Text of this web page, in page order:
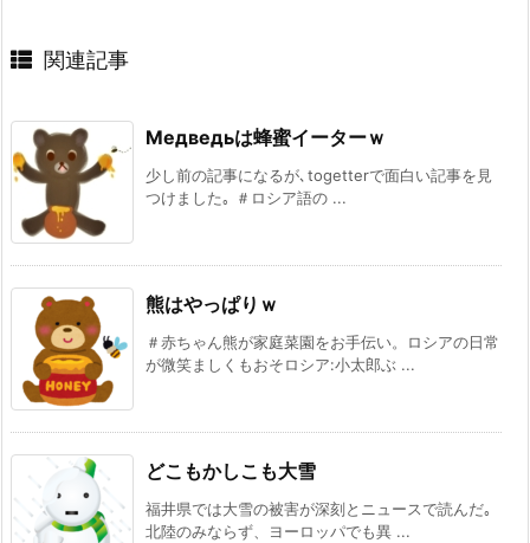
関連記事
Медведьは蜂蜜イーターｗ
少し前の記事になるが､togetterで面白い記事を見
つけました｡ ＃ロシア語の ...
熊はやっぱりｗ
＃赤ちゃん熊が家庭菜園をお手伝い。ロシアの日常
が微笑ましくもおそロシア:小太郎ぶ ...
どこもかしこも大雪
福井県では大雪の被害が深刻とニュースで読んだ｡
北陸のみならず、ヨーロッパでも異 ...